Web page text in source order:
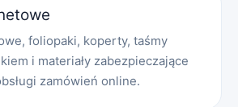
foliopaki, koperty, taśmy
i materiały zabezpieczające
zamówień online.